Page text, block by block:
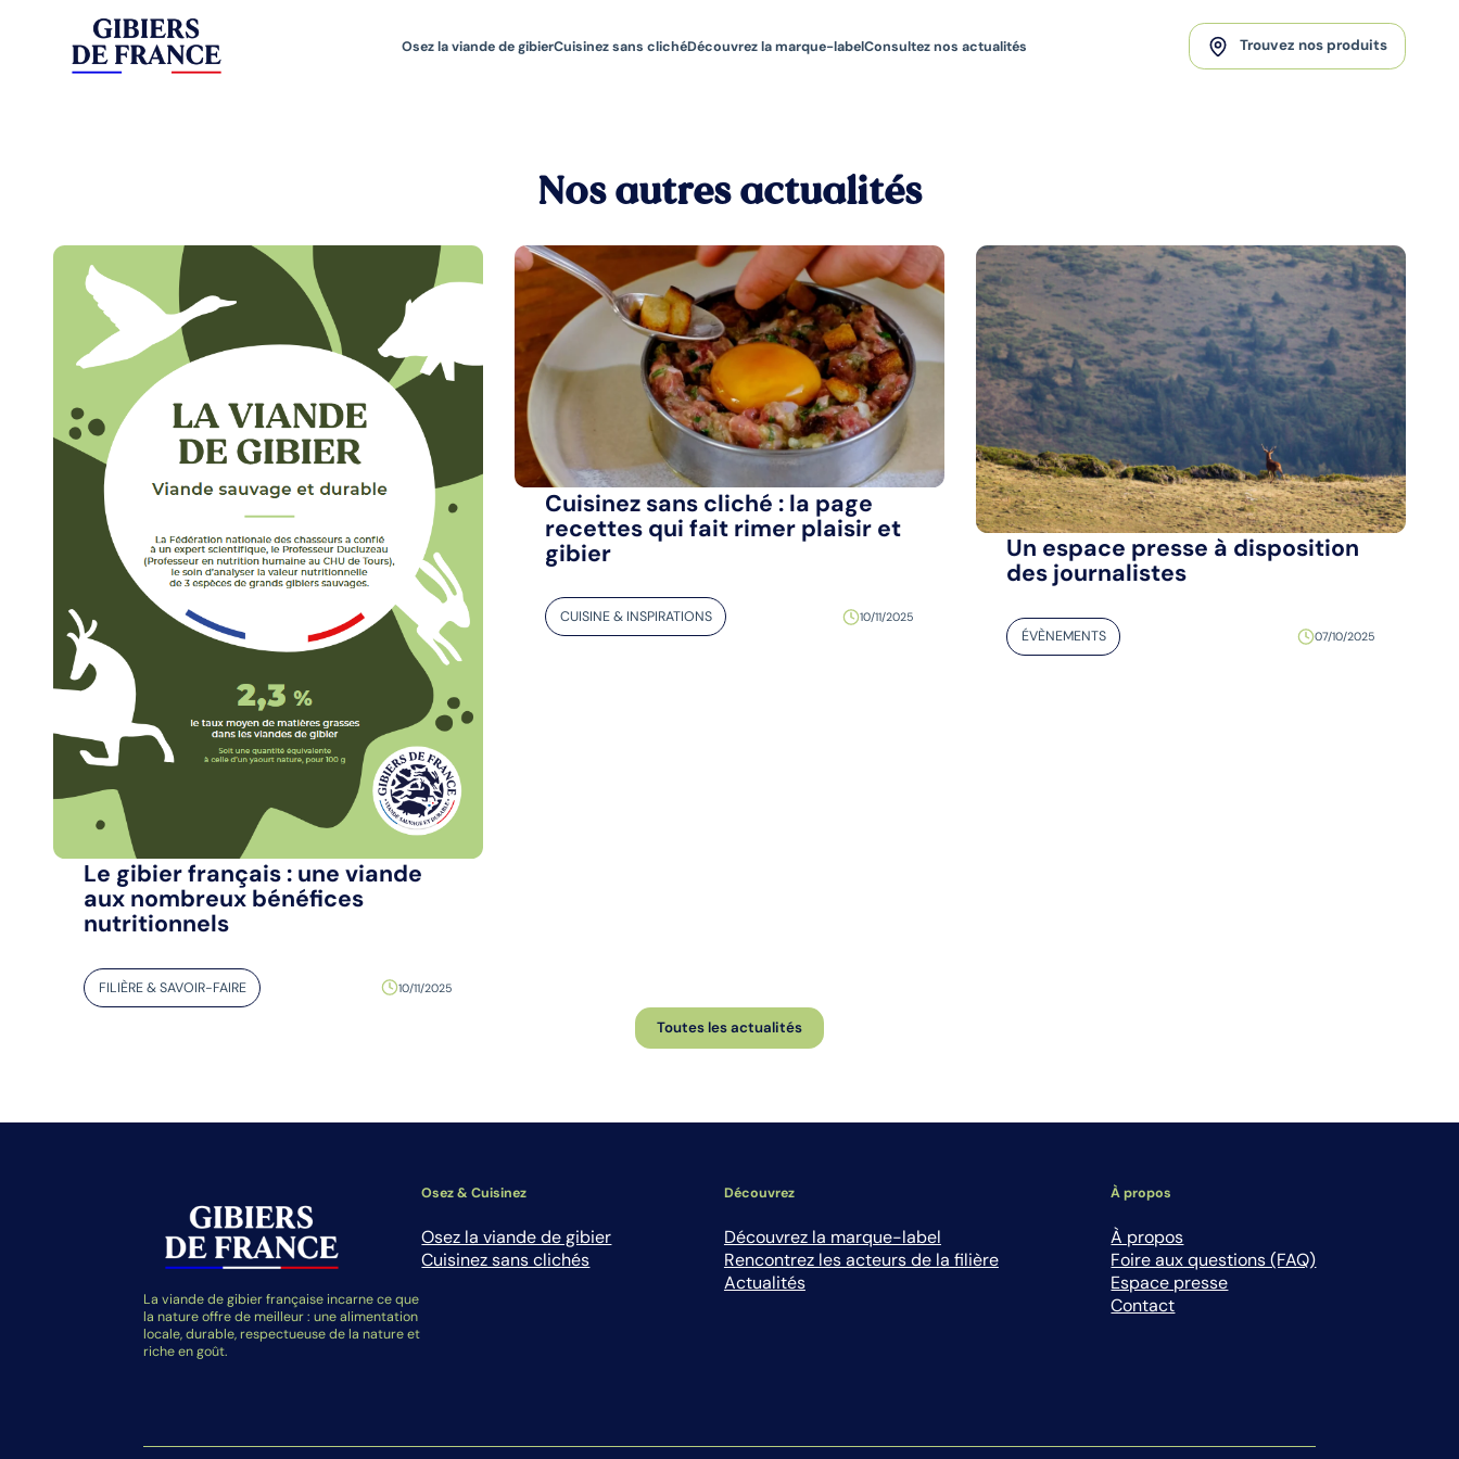
Osez la viande de gibierCuisinez sans clichéDécouvrez la marque-labelConsultez nos actualités Trouvez nos produits
Nos autres actualités
Le gibier français : une viande
aux nombreux bénéfices
nutritionnels
FILIÈRE & SAVOIR-FAIRE 10/11/2025
Cuisinez sans cliché : la page
recettes qui fait rimer plaisir et
gibier
CUISINE & INSPIRATIONS 10/11/2025
Un espace presse à disposition
des journalistes
ÉVÈNEMENTS 07/10/2025
Toutes les actualités
La viande de gibier française incarne ce que
la nature offre de meilleur : une alimentation
locale, durable, respectueuse de la nature et
riche en goût.
Osez & Cuisinez
Osez la viande de gibier
Cuisinez sans clichés
Découvrez
Découvrez la marque-label
Rencontrez les acteurs de la filière
Actualités
À propos
À propos
Foire aux questions (FAQ)
Espace presse
Contact